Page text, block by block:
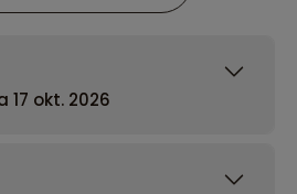
17 okt. 2026